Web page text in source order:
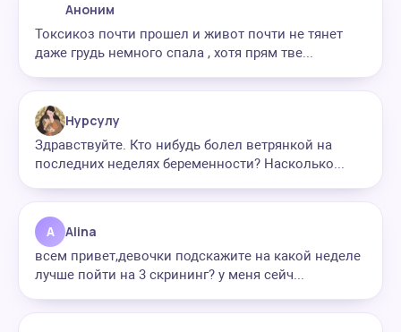
Аноним
Токсикоз почти прошел и живот почти не тянет
даже грудь немного спала , хотя прям тве...
Нурсулу
Здравствуйте. Кто нибудь болел ветрянкой на
последних неделях беременности? Насколько...
A Alina
всем привет,девочки подскажите на какой неделе
лучше пойти на 3 скрининг? у меня сейч...